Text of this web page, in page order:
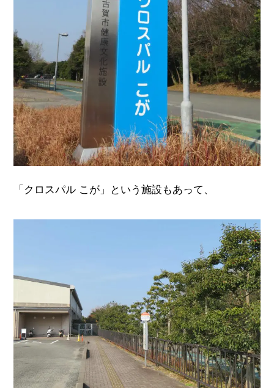
「クロスパル こが」という施設もあって、